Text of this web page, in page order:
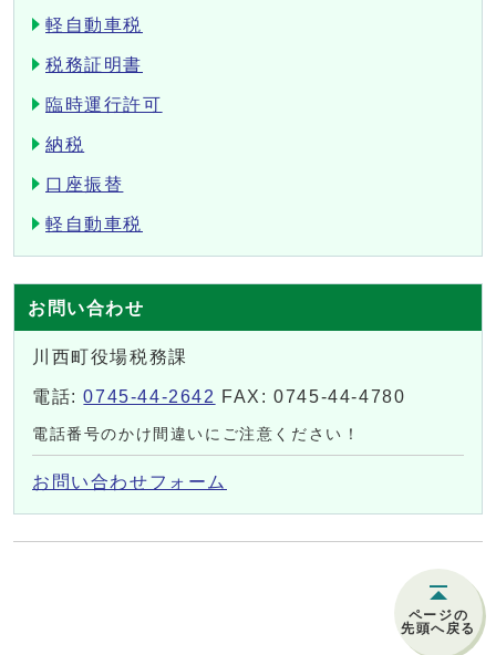
軽自動車税
税務証明書
臨時運行許可
納税
口座振替
軽自動車税
お問い合わせ
川西町役場税務課
電話:0745-44-2642 FAX: 0745-44-4780
電話番号のかけ間違いにご注意ください！
お問い合わせフォーム
ページの
先頭へ戻る